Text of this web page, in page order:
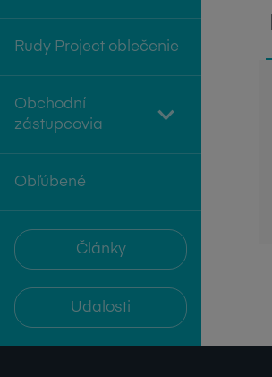
Rudy Project oblečenie
Obchodní
zástupcovia
Obľúbené
Články
Udalosti